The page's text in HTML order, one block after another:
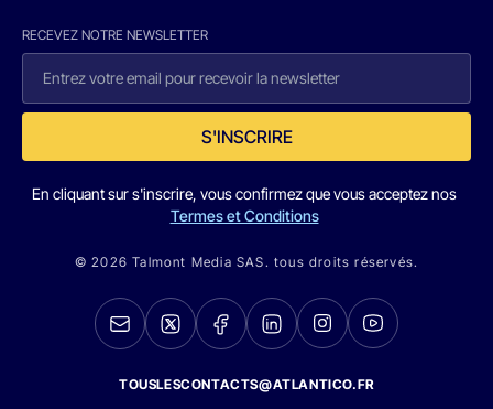
RECEVEZ NOTRE NEWSLETTER
S'INSCRIRE
En cliquant sur s'inscrire, vous confirmez que vous acceptez nos
Termes et Conditions
© 2026 Talmont Media SAS. tous droits réservés.
TOUSLESCONTACTS@ATLANTICO.FR